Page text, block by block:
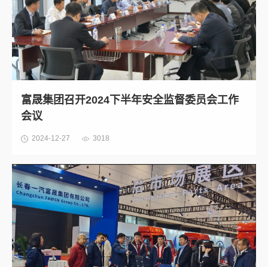
富晟集团召开2024下半年安全监督委员会工作
会议
2024-12-27 3018